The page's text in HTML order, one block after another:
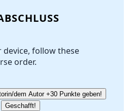
Abbrechen
device, follow these
order.
dem Autor +30 Punkte geben!
Geschafft!